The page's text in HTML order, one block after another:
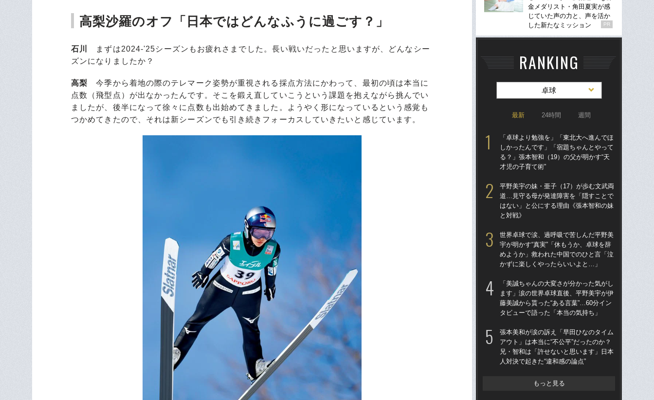
高梨沙羅のオフ「日本ではどんなふうに過ごす？」
石川
まずは2024-'25シーズンもお疲れさまでした。長い戦いだったと思いますが、どんなシー
ズンになりましたか？
高梨 今季から着地の際のテレマーク姿勢が重視される採点方法にかわって、最初の頃は本当に
点数（飛型点）が出なかったんです。そこを鍛え直していこうという課題を抱えながら挑んでい
ましたが、後半になって徐々に点数も出始めてきました。ようやく形になっているという感覚も
つかめてきたので、それは新シーズンでも引き続きフォーカスしていきたいと感じています。
金メダリスト・角田夏実が感
じていた声の力と、声を活か
した新たなミッション
PR
RANKING
卓球
最新 24時間 週間
「卓球より勉強を」「東北大へ進んでほ
しかったんです」「宿題ちゃんとやって
る？」張本智和（19）の父が明かす“天
才児の子育て術”
平野美宇の妹・亜子（17）が歩む文武両
道…見守る母が発達障害を「隠すことで
はない」と公にする理由《張本智和の妹
と対戦》
世界卓球で涙、過呼吸で苦しんだ平野美
宇が明かす“真実”「休もうか、卓球を辞
めようか」救われた中国でのひと言「泣
かずに楽しくやったらいいよと…」
「美誠ちゃんの大変さが分かった気がし
ます」涙の世界卓球直後、平野美宇が伊
藤美誠から貰った“ある言葉”…60分イン
タビューで語った「本当の気持ち」
張本美和が涙の訴え「早田ひなのタイム
アウト」は本当に“不公平”だったのか？
兄・智和は「許せないと思います」日本
人対決で起きた“違和感の論点”
もっと見る